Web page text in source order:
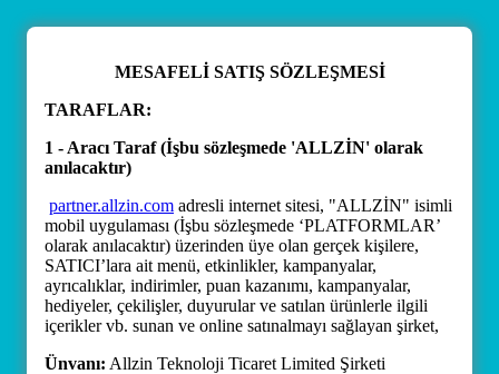
MESAFELİ SATIŞ SÖZLEŞMESİ
TARAFLAR:
1 - Aracı Taraf (İşbu sözleşmede 'ALLZİN' olarak
anılacaktır)
partner.allzin.com adresli internet sitesi, "ALLZİN" isimli
mobil uygulaması (İşbu sözleşmede ‘PLATFORMLAR’
olarak anılacaktır) üzerinden üye olan gerçek kişilere,
SATICI’lara ait menü, etkinlikler, kampanyalar,
ayrıcalıklar, indirimler, puan kazanımı, kampanyalar,
hediyeler, çekilişler, duyurular ve satılan ürünlerle ilgili
içerikler vb. sunan ve online satınalmayı sağlayan şirket,
Ünvanı: Allzin Teknoloji Ticaret Limited Şirketi